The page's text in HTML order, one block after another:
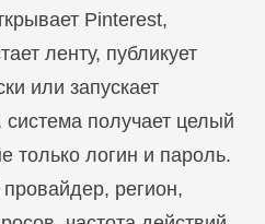
Pinterest,
ленту, публикует
или запускает
получает целый
только логин и пароль.
регион,